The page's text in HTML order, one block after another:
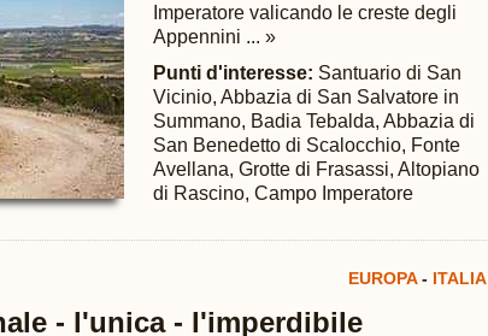
Imperatore valicando le creste degli
Appennini ... »
Punti d'interesse: Santuario di San
Vicinio, Abbazia di San Salvatore in
Summano, Badia Tebalda, Abbazia di
San Benedetto di Scalocchio, Fonte
Avellana, Grotte di Frasassi, Altopiano
di Rascino, Campo Imperatore
EUROPA- ITALIA
- l'unica - l'imperdibile